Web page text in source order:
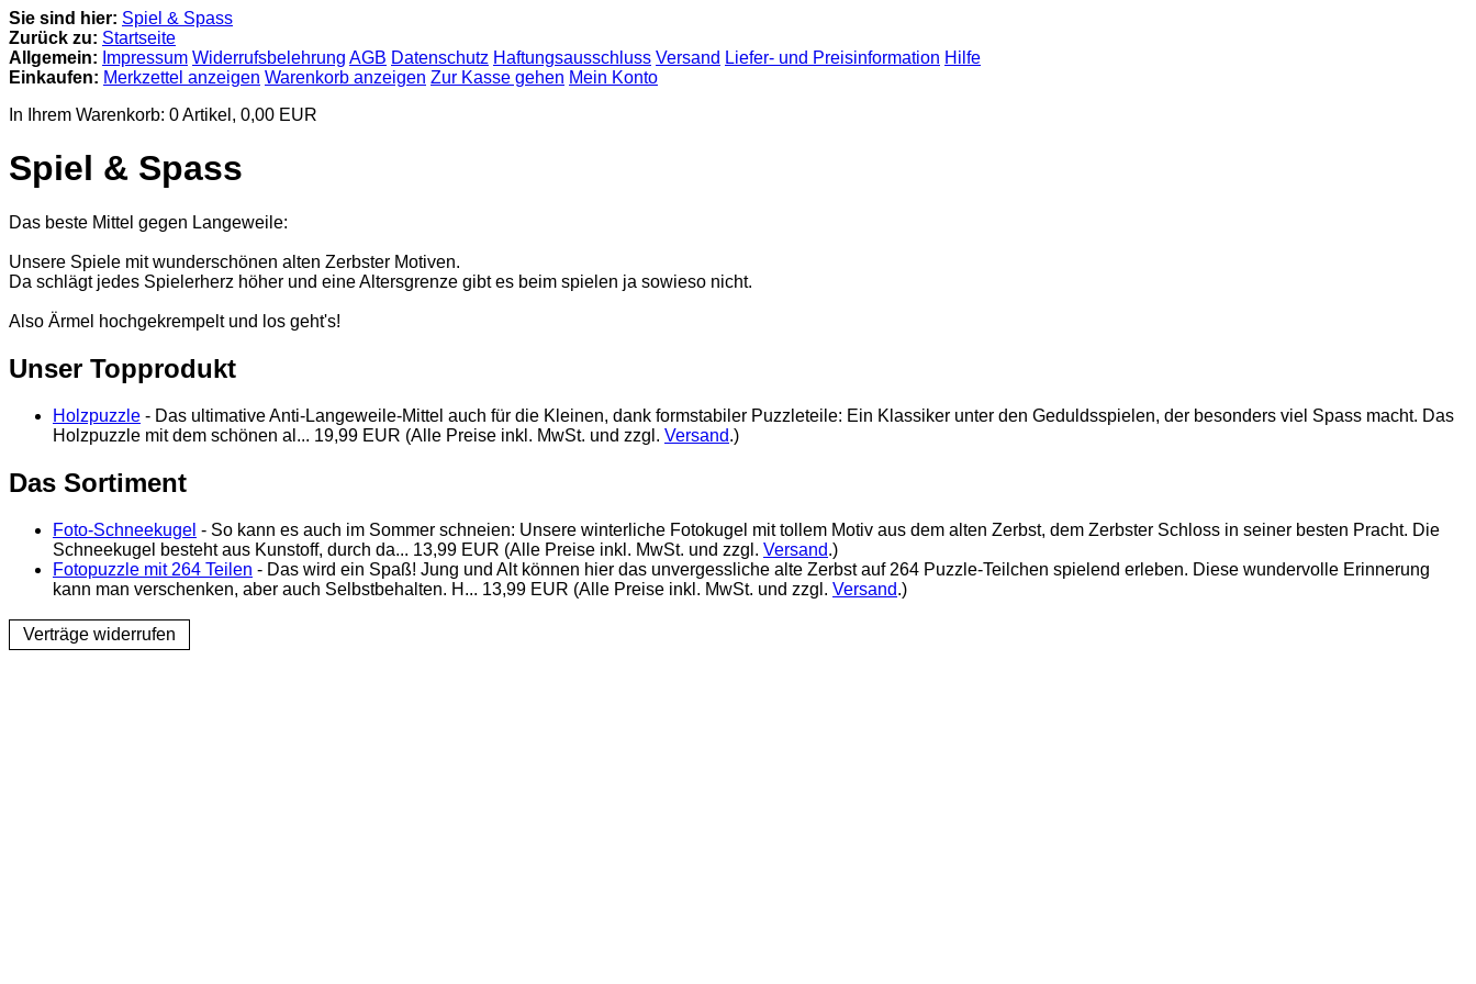
Sie sind hier: Spiel & Spass
Zurück zu: Startseite
Allgemein: Impressum Widerrufsbelehrung AGB Datenschutz Haftungsausschluss Versand Liefer- und Preisinformation Hilfe
Einkaufen: Merkzettel anzeigen Warenkorb anzeigen Zur Kasse gehen Mein Konto
In Ihrem Warenkorb: 0Artikel, 0,00 EUR
Spiel & Spass
Das beste Mittel gegen Langeweile:
Unsere Spiele mit wunderschönen alten Zerbster Motiven.
Da schlägt jedes Spielerherz höher und eine Altersgrenze gibt es beim spielen ja sowieso nicht.
Also Ärmel hochgekrempelt und los geht's!
Unser Topprodukt
Holzpuzzle - Das ultimative Anti-Langeweile-Mittel auch für die Kleinen, dank formstabiler Puzzleteile: Ein Klassiker unter den Geduldsspielen, der besonders viel Spass macht. Das
Holzpuzzle mit dem schönen al... 19,99 EUR (Alle Preise inkl. MwSt. und zzgl. Versand.)
Das Sortiment
Foto-Schneekugel - So kann es auch im Sommer schneien: Unsere winterliche Fotokugel mit tollem Motiv aus dem alten Zerbst, dem Zerbster Schloss in seiner besten Pracht. Die
Schneekugel besteht aus Kunstoff, durch da... 13,99 EUR (Alle Preise inkl. MwSt. und zzgl. Versand.)
Fotopuzzle mit 264 Teilen - Das wird ein Spaß! Jung und Alt können hier das unvergessliche alte Zerbst auf 264 Puzzle-Teilchen spielend erleben. Diese wundervolle Erinnerung
kann man verschenken, aber auch Selbstbehalten. H... 13,99 EUR (Alle Preise inkl. MwSt. und zzgl. Versand.)
Verträge widerrufen